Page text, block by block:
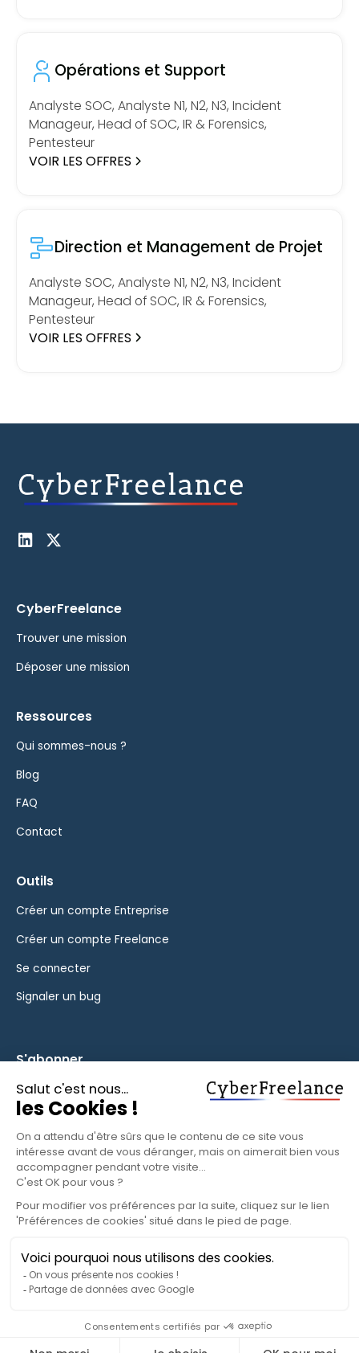
Opérations et Support
Analyste SOC, Analyste N1, N2, N3, Incident
Manageur, Head of SOC, IR & Forensics,
Pentesteur
VOIR LES OFFRES
Direction et Management de Projet
Analyste SOC, Analyste N1, N2, N3, Incident
Manageur, Head of SOC, IR & Forensics,
Pentesteur
VOIR LES OFFRES
CyberFreelance
Trouver une mission
Déposer une mission
Ressources
Qui sommes-nous ?
Blog
FAQ
Contact
Outils
Créer un compte Entreprise
Créer un compte Freelance
Se connecter
Signaler un bug
S'abonner
Inscrivez-vous à notre newsletter pour rester informé des
fonctionnalités et des nouveautés.
S'ABONNER
© 2025 CyberFreelance. Tous droits réservés.
Politique de confidentialité
Conditions d'utilisation